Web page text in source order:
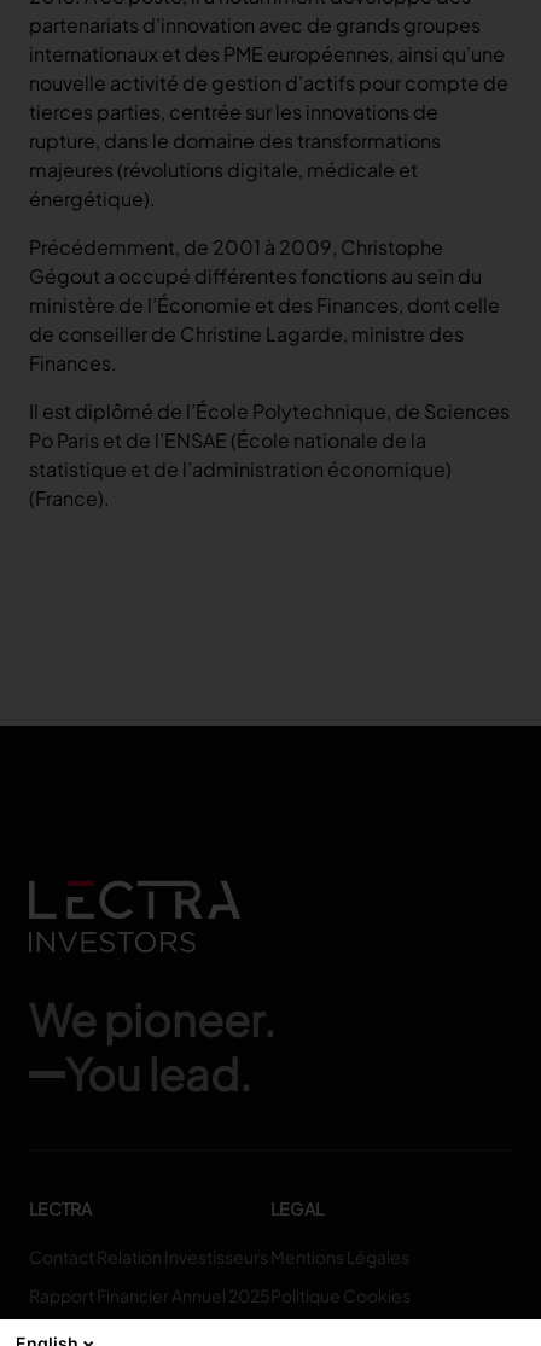
partenariats d’innovation avec de grands groupes
internationaux et des PME européennes, ainsi qu’une
nouvelle activité de gestion d’actifs pour compte de
tierces parties, centrée sur les innovations de
rupture, dans le domaine des transformations
majeures (révolutions digitale, médicale et
énergétique).
Précédemment, de 2001 à 2009, Christophe
Gégout a occupé différentes fonctions au sein du
ministère de l’Économie et des Finances, dont celle
de conseiller de Christine Lagarde, ministre des
Finances.
Il est diplômé de l’École Polytechnique, de Sciences
Po Paris et de l’ENSAE (École nationale de la
statistique et de l’administration économique)
(France).
We pioneer.
You lead.
LECTRA
Contact Relation Investisseurs
Rapport Financier Annuel 2025
Qui Sommes-Nous
LEGAL
Mentions Légales
Politique Cookies